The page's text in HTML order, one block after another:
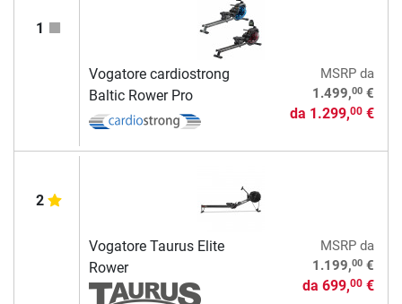
1
Vogatore cardiostrong
Baltic Rower Pro
MSRPda
1.499,00€
da 1.299,00€
2
Vogatore Taurus Elite
Rower
MSRPda
1.199,00€
da 699,00€